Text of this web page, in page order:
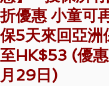
折優惠 小童可
保5天來回亞洲
至HK$53 (優
月29日)